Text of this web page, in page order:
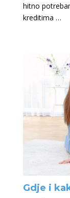
hitno
kreditima …
Gdje i